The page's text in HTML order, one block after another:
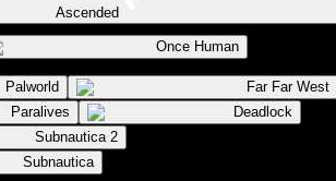
Ascended
Once Human
Palworld
Far Far West
Paralives
Deadlock
Subnautica 2
Subnautica